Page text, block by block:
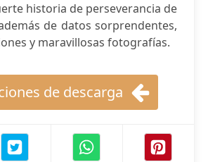
historia de perseverancia de
de datos sorprendentes,
y maravillosas fotografías.
de descarga